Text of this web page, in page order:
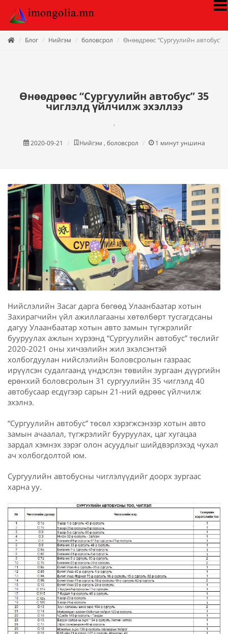
Блог Нийгэм боловсрол Өнөөдрөөс “Сургуулийн автобус”
Өнөөдрөөс “Сургуулийн автобус” 35
чиглэлд үйлчилж эхэллээ
,
2020-09-21 Нийгэм , боловсрол 1 минут уншина
Нийслэлийн Засаг дарга бөгөөд Улаанбаатар хотын
Захирагчийн үйл ажиллагааны хөтөлбөрт тусгагдсаны
дагуу Улаанбаатар хотын авто замын түгжрэлийг
бууруулах ажлын хүрээнд “Сургуулийн автобус” төслийг
2020-2021 оны хичээлийн жил эхэлсэнтэй
холбогдуулан нийслэлийн Боловсролын газраас
ирүүлсэн судалгаанд үндэслэн төвийн зургаан дүүргийн
ерөнхий боловсролын 31 сургуулийн 35 чиглэлд 40
автобусаар есдүгээр сарын 21-ний өдрөөс үйлчилж
эхэлнэ.
“Сургуулийн автобус” төсөл хэрэгжсэнээр хотын авто
замын ачаалал, түгжрэлийг бууруулах, цаг хугацаа
зардал хэмнэх зэрэг олон асуудлыг шийдвэрлэхэд чухал
ач холбогдолтой юм.
Сургуулийн автобусны чиглэлүүдийг доорх зургаас
харна уу.